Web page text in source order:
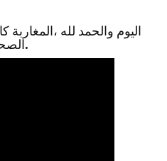
اليوم والحمد لله
الصحية.